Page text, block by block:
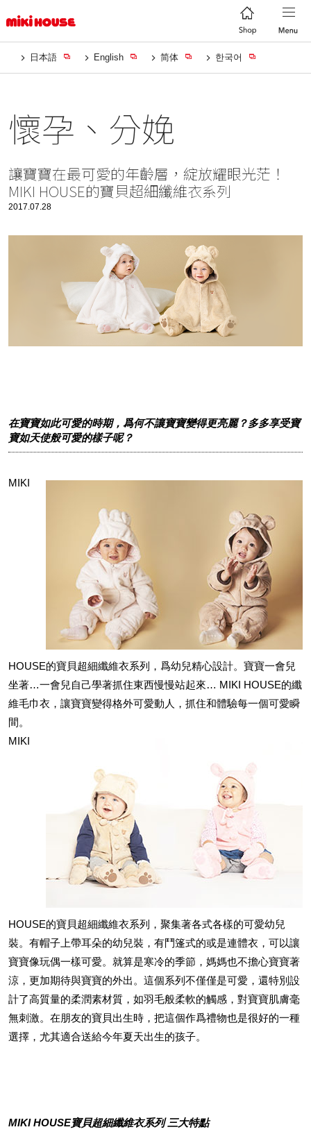
日本語 English 简体 한국어
懷孕、分娩
讓寶寶在最可愛的年齡層，綻放耀眼光茫！
MIKI HOUSE的寶貝超細纖維衣系列
2017.07.28
在寶寶如此可愛的時期，爲何不讓寶寶變得更亮麗？多多享受寶
寶如天使般可愛的樣子呢？
MIKI
HOUSE的寶貝超細纖維衣系列，爲幼兒精心設計。寶寶一會兒
坐著…一會兒自己學著抓住東西慢慢站起來… MIKI HOUSE的纖
維毛巾衣，讓寶寶變得格外可愛動人，抓住和體驗每一個可愛瞬
間。
MIKI
HOUSE的寶貝超細纖維衣系列，聚集著各式各樣的可愛幼兒
裝。有帽子上帶耳朵的幼兒裝，有鬥篷式的或是連體衣，可以讓
寶寶像玩偶一樣可愛。就算是寒冷的季節，媽媽也不擔心寶寶著
涼，更加期待與寶寶的外出。這個系列不僅僅是可愛，還特別設
計了高質量的柔潤素材質，如羽毛般柔軟的觸感，對寶寶肌膚毫
無刺激。在朋友的寶貝出生時，把這個作爲禮物也是很好的一種
選擇，尤其適合送給今年夏天出生的孩子。
MIKI HOUSE寶貝超細纖維衣系列 三大特點